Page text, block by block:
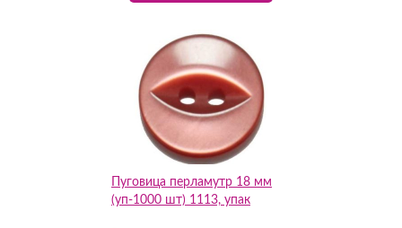
Пуговица перламутр 18 мм
(уп-1000 шт) 1113, упак